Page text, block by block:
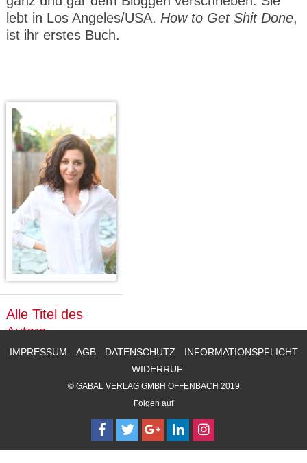
lebt in Los Angeles/USA. How to Get Shit Done,
ist ihr erstes Buch.
Alle Titel des
Autors
IMPRESSUM AGB DATENSCHUTZ
INFORMATIONSPFLICHT
WIDERRUF
© GABAL VERLAG GMBH OFFENBACH 2019
Folgen auf